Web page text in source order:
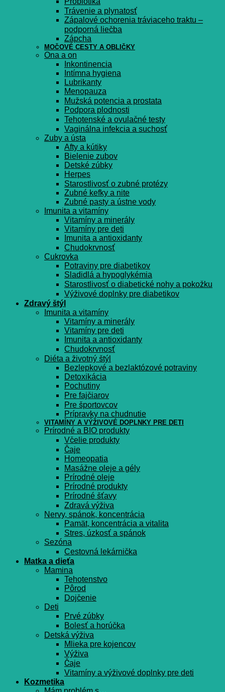
Trávenie a plynatosť
Zápalové ochorenia tráviaceho traktu –
podporná liečba
Zápcha
MOČOVÉ CESTY A OBLIČKY
Ona a on
Inkontinencia
Intímna hygiena
Lubrikanty
Menopauza
Mužská potencia a prostata
Podpora plodnosti
Tehotenské a ovulačné testy
Vaginálna infekcia a suchosť
Zuby a ústa
Afty a kútiky
Bielenie zubov
Detské zúbky
Herpes
Starostlivosť o zubné protézy
Zubné kefky a nite
Zubné pasty a ústne vody
Imunita a vitamíny
Vitamíny a minerály
Vitamíny pre deti
Imunita a antioxidanty
Chudokrvnosť
Cukrovka
Potraviny pre diabetikov
Sladidlá a hypoglykémia
Starostlivosť o diabetické nohy a pokožku
Výživové doplnky pre diabetikov
Zdravý štýl
Imunita a vitamíny
Vitamíny a minerály
Vitamíny pre deti
Imunita a antioxidanty
Chudokrvnosť
Diéta a životný štýl
Bezlepkové a bezlaktózové potraviny
Detoxikácia
Pochutiny
Pre fajčiarov
Pre športovcov
Prípravky na chudnutie
VITAMÍNY A VÝŽIVOVÉ DOPLNKY PRE DETI
Prírodné a BIO produkty
Včelie produkty
Čaje
Homeopatia
Masážne oleje a gély
Prírodné oleje
Prírodné produkty
Prírodné šťavy
Zdravá výživa
Nervy, spánok, koncentrácia
Pamät, koncentrácia a vitalita
Stres, úzkosť a spánok
Sezóna
Cestovná lekárnička
Matka a dieťa
Mamina
Tehotenstvo
Pôrod
Dojčenie
Deti
Prvé zúbky
Bolesť a horúčka
Detská výživa
Mlieka pre kojencov
Výživa
Čaje
Vitamíny a výživové doplnky pre deti
Kozmetika